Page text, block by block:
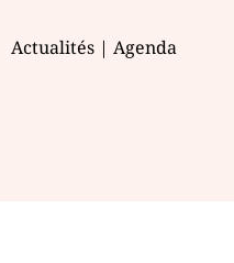
Actualités | Agenda